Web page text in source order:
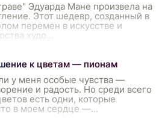
Эдуарда Мане произвела на
Этот шедевр, созданный в
перемен в искусстве и
худо
к цветам — пионам
у меня особые чувства —
и радость. Но среди всего
есть одни, которые
в моем сердце —...